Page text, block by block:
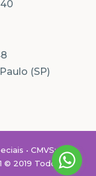
(SP)
• CMVS:
© 2019 Todos os